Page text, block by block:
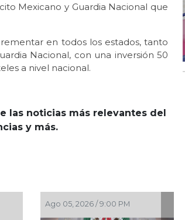
Mexicano y Guardia Nacional que
en todos los estados, tanto
Nacional, con una inversión 50
a nivel nacional.
las noticias más relevantes del
y más.
Ago 05, 2026 / 9:00 PM